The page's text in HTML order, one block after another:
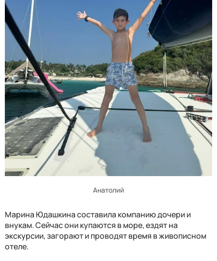
Анатолий
Марина Юдашкина составила компанию дочери и
внукам. Сейчас они купаются в море, ездят на
экскурсии, загорают и проводят время в живописном
отеле.